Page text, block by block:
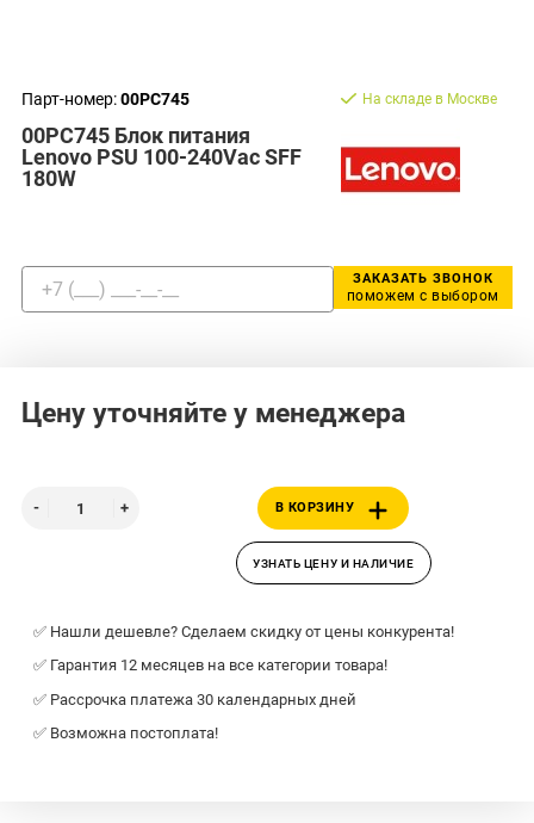
Парт-номер:00PC745
00PC745 Блок питания
Lenovo PSU 100-240Vac SFF
180W
На складе в Москве
ЗАКАЗАТЬ ЗВОНОК
поможем с выбором
Цену уточняйте у менеджера
В КОРЗИНУ
УЗНАТЬ ЦЕНУ И НАЛИЧИЕ
✅ Нашли дешевле? Сделаем скидку от цены конкурента!
✅ Гарантия 12 месяцев на все категории товара!
✅ Рассрочка платежа 30 календарных дней
✅ Возможна постоплата!